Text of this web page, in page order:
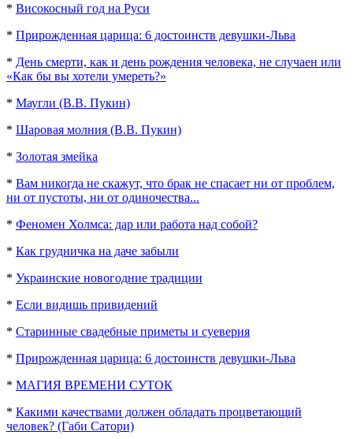
* Високосный год на Руси
* Прирожденная царица: 6 достоинств девушки-Льва
* День смерти, как и день рождения человека, не случаен или
«Как бы вы хотели умереть?»
* Маугли (В.В. Пукин)
* Шаровая молния (В.В. Пукин)
* Золотая змейка
* Вам никогда не скажут, что брак не спасает ни от проблем,
ни от пустоты, ни от одиночества...
* Феномен Холмса: дар или работа над собой?
* Как грудничка на даче забыли
* Украинские новогодние традиции
* Если видишь привидений
* Старинные свадебные приметы и суеверия
* Прирожденная царица: 6 достоинств девушки-Льва
* МАГИЯ ВРЕМЕНИ СУТОК
* Какими качествами должен обладать процветающий
человек? (Габи Сатори)